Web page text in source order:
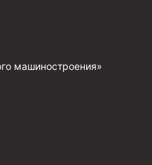
машиностроения»